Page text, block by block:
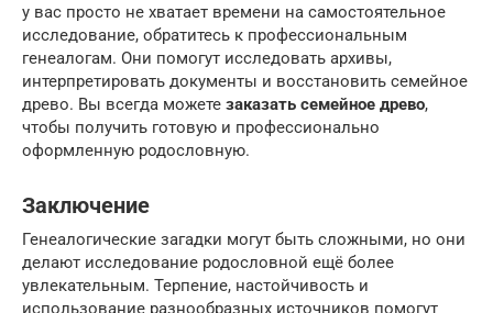
у вас просто не хватает времени на самостоятельное
исследование, обратитесь к профессиональным
генеалогам. Они помогут исследовать архивы,
интерпретировать документы и восстановить семейное
древо. Вы всегда можете заказать семейное древо,
чтобы получить готовую и профессионально
оформленную родословную.
Заключение
Генеалогические загадки могут быть сложными, но они
делают исследование родословной ещё более
увлекательным. Терпение, настойчивость и
использование разнообразных источников помогут